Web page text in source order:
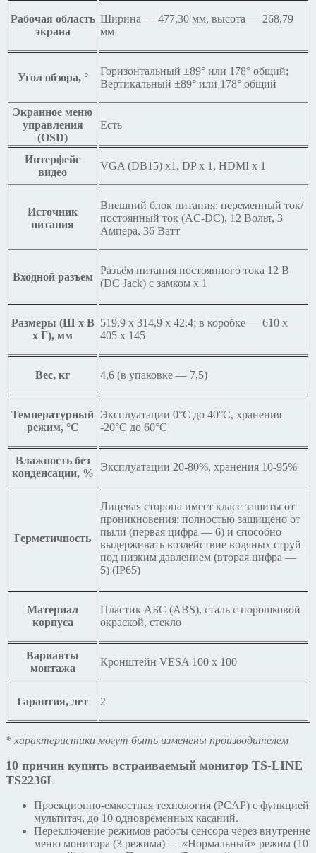
Рабочая область
экрана
Ширина — 477,30 мм, высота — 268,79
мм
Угол обзора, °
Горизонтальный ±89° или 178° общий;
Вертикальный ±89° или 178° общий
Экранное меню
управления
(OSD)
Есть
Интерфейс
видео
VGA (DB15) х1, DP x 1, HDMI x 1
Источник
питания
Внешний блок питания: переменный ток/
постоянный ток (AC-DC), 12 Вольт, 3
Ампера, 36 Ватт
Входной разъем
Разъём питания постоянного тока 12 В
(DC Jack) с замком х 1
Размеры (Ш x В
x Г), мм
519,9 x 314,9 x 42,4; в коробке — 610 x
405 x 145
Вес, кг 4,6 (в упаковке — 7,5)
Температурный
режим, °С
Эксплуатации 0°C до 40°C, хранения
-20°C до 60°C
Влажность без
конденсации, %
Эксплуатации 20-80%, хранения 10-95%
Герметичность
Лицевая сторона имеет класс защиты от
проникновения: полностью защищено от
пыли (первая цифра — 6) и способно
выдерживать воздействие водяных струй
под низким давлением (вторая цифра —
5) (IP65)
Материал
корпуса
Пластик АБС (ABS), сталь с порошковой
окраской, стекло
Варианты
монтажа
Кронштейн VESA 100 х 100
Гарантия, лет 2
* характеристики могут быть изменены производителем
10 причин купить встраиваемый монитор TS-LINE
TS2236L
Проекционно-емкостная технология (PCAP) с функцией
мультитач, до 10 одновременных касаний.
Переключение режимов работы сенсора через внутренне
меню монитора (3 режима) — «Нормальный» режим (10